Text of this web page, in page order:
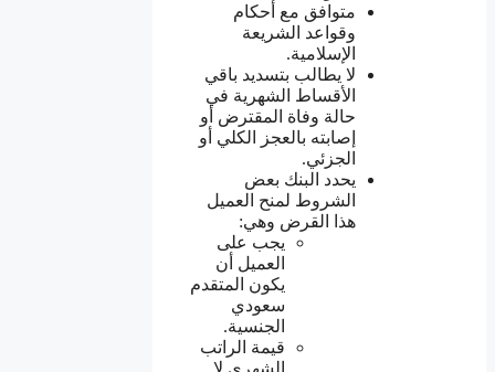
متوافق مع أحكام
وقواعد الشريعة
الإسلامية.
لا يطالب بتسديد باقي
الأقساط الشهرية في
حالة وفاة المقترض أو
إصابته بالعجز الكلي أو
الجزئي.
يحدد البنك بعض
الشروط لمنح العميل
هذا القرض وهي:
يجب على
العميل أن
يكون المتقدم
سعودي
الجنسية.
قيمة الراتب